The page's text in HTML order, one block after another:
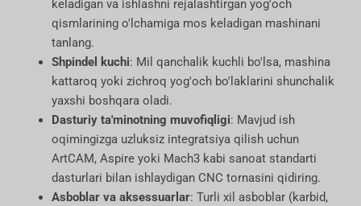
keladigan va ishlashni rejalashtirgan yog'och
qismlarining o'lchamiga mos keladigan mashinani
tanlang.
Shpindel kuchi: Mil qanchalik kuchli bo'lsa, mashina
kattaroq yoki zichroq yog'och bo'laklarini shunchalik
yaxshi boshqara oladi.
Dasturiy ta'minotning muvofiqligi: Mavjud ish
oqimingizga uzluksiz integratsiya qilish uchun
ArtCAM, Aspire yoki Mach3 kabi sanoat standarti
dasturlari bilan ishlaydigan CNC tornasini qidiring.
Asboblar va aksessuarlar: Turli xil asboblar (karbid,